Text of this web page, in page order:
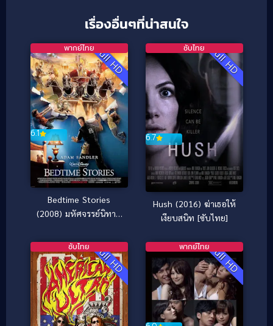
เรื่องอื่นๆที่น่าสนใจ
Full HD
6.1
พากย์ไทย
Bedtime Stories
(2008) มหัศจรรย์นิทาน
Full HD
6.7
ซับไทย
Hush (2016) ฆ่าเธอให้
เงียบสนิท [ซับไทย]
Full HD
ซับไทย Full HD
พากย์ไทย